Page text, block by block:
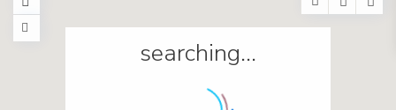
searching...